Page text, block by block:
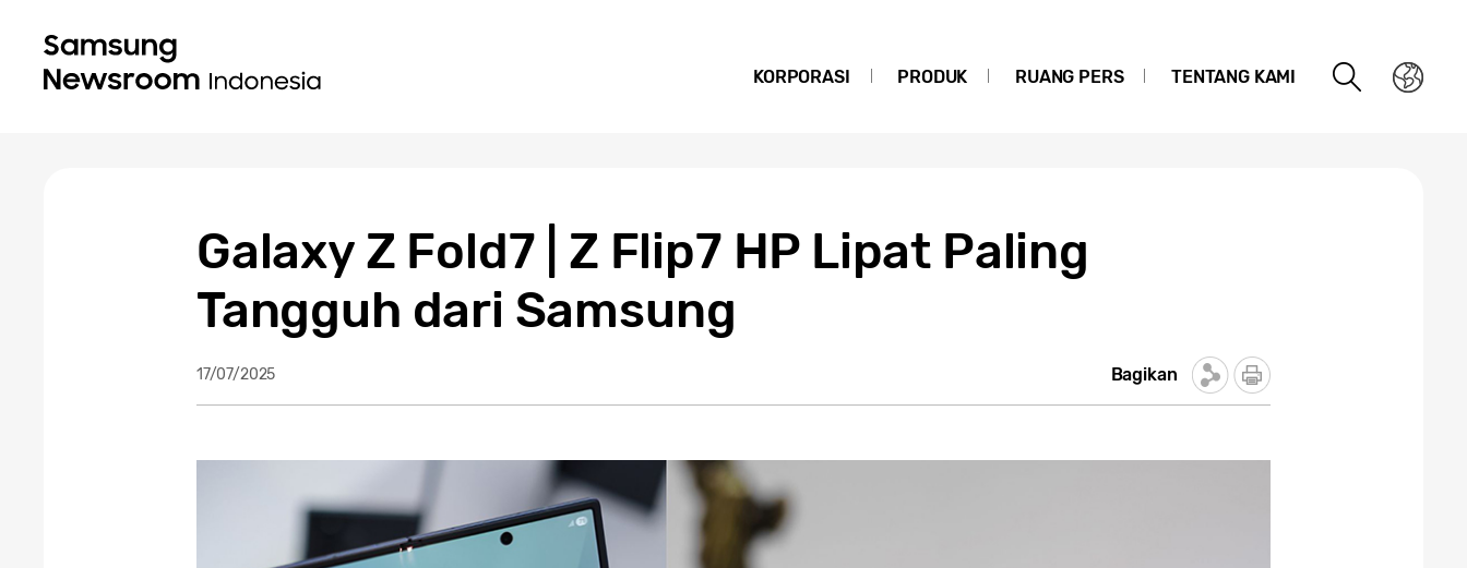
KORPORASI PRODUK RUANG PERS TENTANG KAMI
Galaxy Z Fold7 | Z Flip7 HP Lipat Paling
Tangguh dari Samsung
17/07/2025 Bagikan